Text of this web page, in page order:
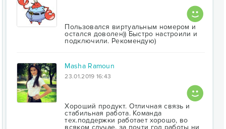
Пользовался виртуальным номером и
остался доволен)) Быстро настроили и
подключили. Рекомендую)
Masha Ramoun
23.01.2019 16:43
Хороший продукт. Отличная связь и
стабильная работа. Команда
тех.поддержки работает хорошо, во
всяком случае, за почти год работы ни